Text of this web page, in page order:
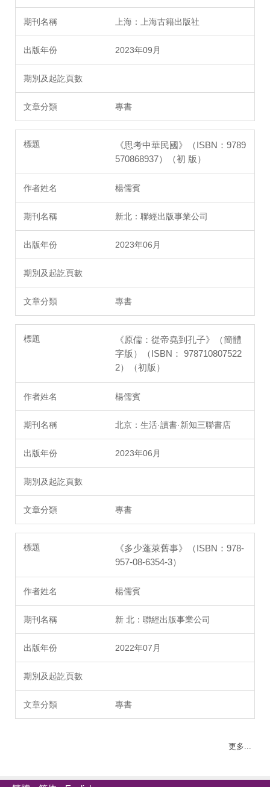
上海：上海古籍出版社
2023年09月
專書
《思考中華民國》（ISBN：9789
570868937）（初 版）
楊儒賓
新北：聯經出版事業公司
2023年06月
專書
《原儒：從帝堯到孔子》（簡體
字版）（ISBN： 978710807522
2）（初版）
楊儒賓
北京：生活·讀書·新知三聯書店
2023年06月
專書
《多少蓬萊舊事》（ISBN：978-
957-08-6354-3）
楊儒賓
新 北：聯經出版事業公司
2022年07月
專書
更多...